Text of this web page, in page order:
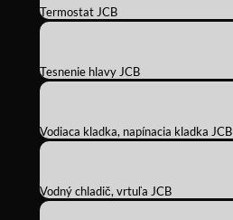
Termostat JCB
Tesnenie hlavy JCB
Vodiaca kladka, napínacia kladka JCB
Vodný chladič, vrtuľa JCB